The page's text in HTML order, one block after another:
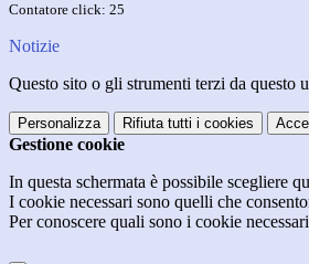
Contatore click: 25
Notizie
Questo sito o gli strumenti terzi da questo
Personalizza Rifiuta tutti i cookies
Gestione cookie
In questa schermata è possibile scegliere
I cookie necessari sono quelli che
Per conoscere quali sono i cookie